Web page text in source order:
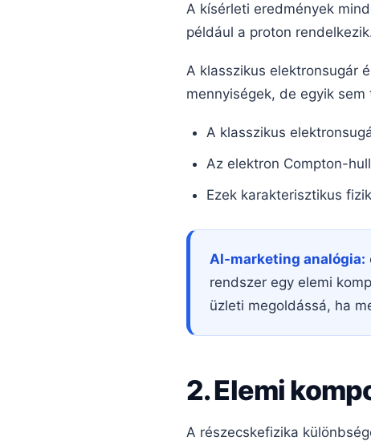
A kísérleti eredmények
például a proton
A klasszikus elektronsugár
mennyiségek, de egyik
A klasszikus
Az elektron Compton-
Ezek karakterisztikus
AI-marketing analógia:
rendszer egy elemi
üzleti megoldássá, ha
2. Elemi
A részecskefizika